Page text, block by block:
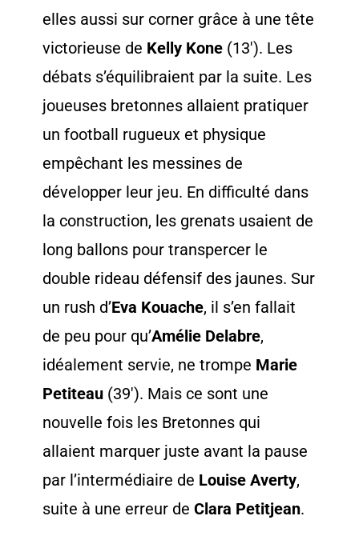
elles aussi sur corner grâce à une tête
victorieuse de Kelly Kone(13′). Les
débats s’équilibraient par la suite. Les
joueuses bretonnes allaient pratiquer
un football rugueux et physique
empêchant les messines de
développer leur jeu. En difficulté dans
la construction, les grenats usaient de
long ballons pour transpercer le
double rideau défensif des jaunes. Sur
un rush d’Eva Kouache, il s’en fallait
de peu pour qu’Amélie Delabre,
idéalement servie, ne trompe Marie
Petiteau(39′). Mais ce sont une
nouvelle fois les Bretonnes qui
allaient marquer juste avant la pause
par l’intermédiaire de Louise Averty,
suite à une erreur de Clara Petitjean.